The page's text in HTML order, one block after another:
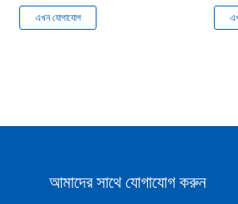
এখন যোগাযোগ
আমাদের সাথে যোগাযোগ করুন